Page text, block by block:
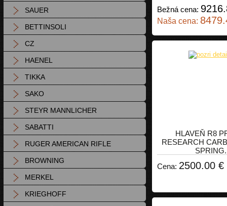
SAUER
BETTINSOLI
CZ
HAENEL
TIKKA
SAKO
STEYR MANNLICHER
SABATTI
RUGER AMERICAN RIFLE
BROWNING
MERKEL
KRIEGHOFF
Bežná cena:
Naša cena:
HLAVEŇ R8
RESEARCH
SPRING.
Cena: 2500.00 €